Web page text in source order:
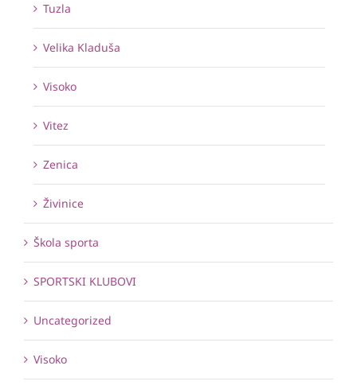
Tuzla
Velika Kladuša
Visoko
Vitez
Zenica
Živinice
Škola sporta
SPORTSKI KLUBOVI
Uncategorized
Visoko